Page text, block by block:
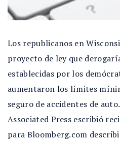
Los republicanos en
proyecto de ley que
establecidas por los
aumentaron los límites
seguro de accidentes de
Associated Press escribió
para Bloomberg.com